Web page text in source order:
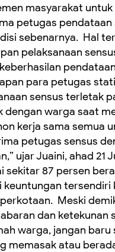
masyarakat
petugas
sebenarnya. ‎ ‎Hal
pelaksanaan
para petugas
sensus terletak
dengan warga saat
kerja sama semua
petugas sensus
ujar Juaini, ahad
sekitar 87 persen
keuntungan
‎Meski
dan ketekunan
warga, jangan
memasak atau